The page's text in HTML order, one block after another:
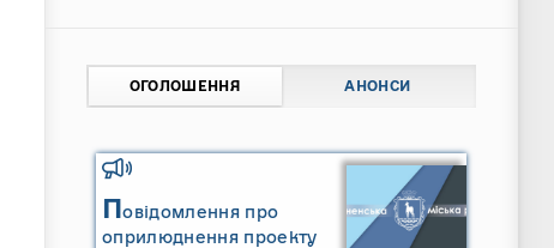
ОГОЛОШЕННЯ АНОНСИ
Повідомлення про
оприлюднення проекту